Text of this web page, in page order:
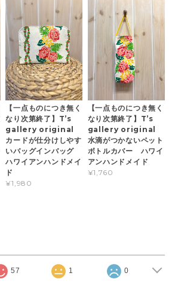
【一点ものにつき無く
なり次第終了】T’s
gallery original
カードが仕分けしやす
いバッグインバッグ
ハワイアンハンドメイ
ド
¥1,980
【一点ものにつき無く
なり次第終了】T’s
gallery original
水滴がつかないペット
ボトルカバー ハワイ
アンハンドメイド
¥1,760
57 1 0